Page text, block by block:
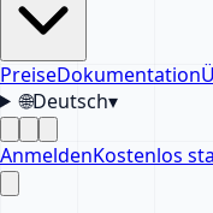
PreiseDokumentation
🌐Deutsch▾
AnmeldenKostenlos